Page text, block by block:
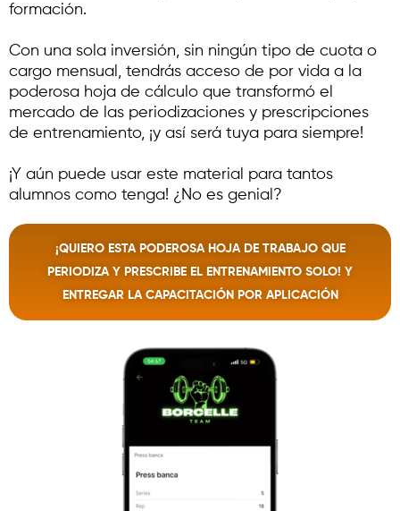
formación.
Con una sola inversión, sin ningún tipo de cuota o
cargo mensual, tendrás acceso de por vida a la
poderosa hoja de cálculo que transformó el
mercado de las periodizaciones y prescripciones
de entrenamiento, ¡y así será tuya para siempre!
¡Y aún puede usar este material para tantos
alumnos como tenga! ¿No es genial?
¡QUIERO ESTA PODEROSA HOJA DE TRABAJO QUE
PERIODIZA Y PRESCRIBE EL ENTRENAMIENTO SOLO! Y
ENTREGAR LA CAPACITACIÓN POR APLICACIÓN